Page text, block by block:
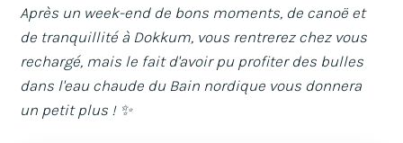
Après un week-end de bons moments, de canoë et
de tranquillité à Dokkum, vous rentrerez chez vous
rechargé, mais le fait d'avoir pu profiter des bulles
dans l'eau chaude du Bain nordique vous donnera
un petit plus ! ✨